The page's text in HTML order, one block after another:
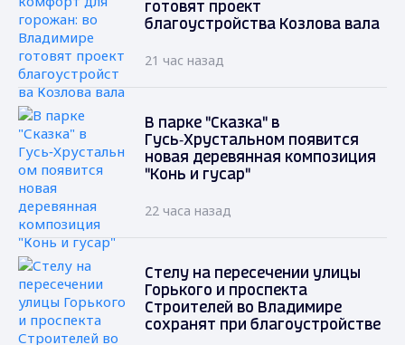
готовят проект
благоустройства Козлова вала
21 час назад
В парке "Сказка" в
Гусь‑Хрустальном появится
новая деревянная композиция
"Конь и гусар"
22 часа назад
Стелу на пересечении улицы
Горького и проспекта
Строителей во Владимире
сохранят при благоустройстве